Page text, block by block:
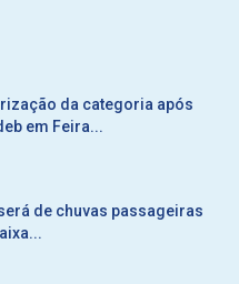
da categoria após
em Feira...
de chuvas passageiras